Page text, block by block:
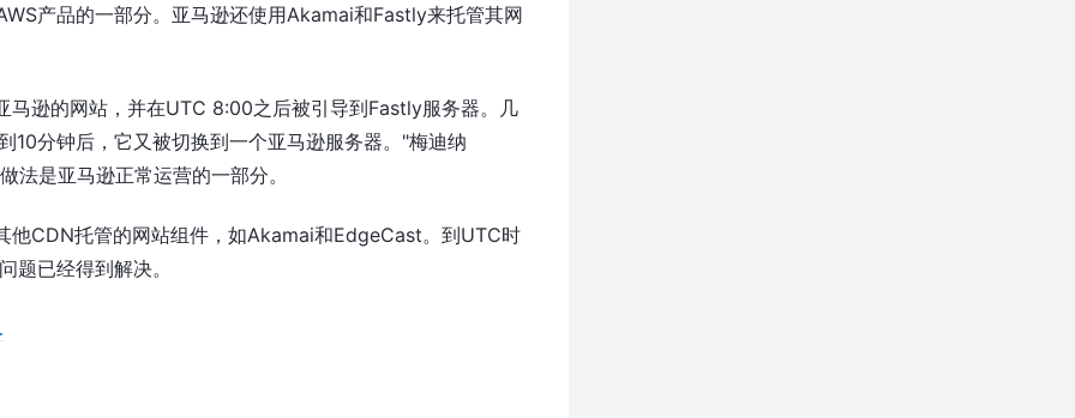
产品的一部分。亚马逊还使用Akamai和Fastly来托管其网
马逊的网站，并在UTC 8:00之后被引导到Fastly服务器。几
10分钟后，它又被切换到一个亚马逊服务器。"梅迪纳
法是亚马逊正常运营的一部分。
他CDN托管的网站组件，如Akamai和EdgeCast。到UTC时
题已经得到解决。